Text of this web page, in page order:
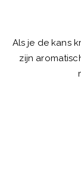
Als je de kans
zijn